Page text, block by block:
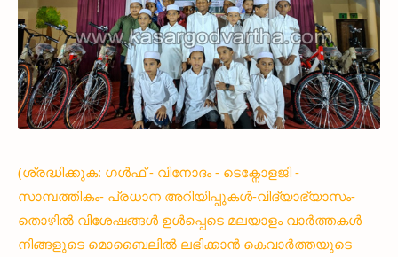
(ശ്രദ്ധിക്കുക: ഗൾഫ് - വിനോദം - ടെക്നോളജി -
സാമ്പത്തികം- പ്രധാന അറിയിപ്പുകൾ-വിദ്യാഭ്യാസം-
തൊഴിൽ വിശേഷങ്ങൾ ഉൾപ്പെടെ മലയാളം വാർത്തകൾ
നിങ്ങളുടെ മൊബൈലിൽ ലഭിക്കാൻ കെവാർത്തയുടെ